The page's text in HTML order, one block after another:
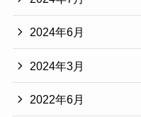
2024年6月
2024年3月
2022年6月